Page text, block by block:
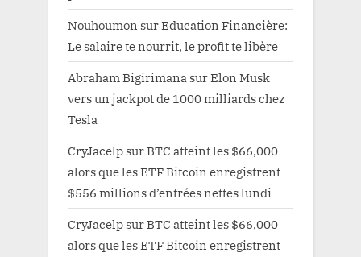
Nouhoumon surEducation Financière:
Le salaire te nourrit, le profit te libère
Abraham Bigirimana surElon Musk
vers un jackpot de 1000 milliards chez
Tesla
CryJacelp surBTC atteint les $66,000
alors que les ETF Bitcoin enregistrent
$556 millions d’entrées nettes lundi
CryJacelp surBTC atteint les $66,000
alors que les ETF Bitcoin enregistrent